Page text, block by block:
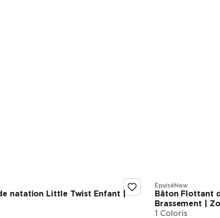
natation Little Twist Enfant |
Épuisé New
Bâton Flottant
Brassement |
1 Coloris